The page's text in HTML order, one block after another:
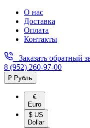
О нас
Доставка
Оплата
Контакты
Заказать обратный
8 (952) 260-97-00
₽ Рубль
€
Euro
$ US
Dollar